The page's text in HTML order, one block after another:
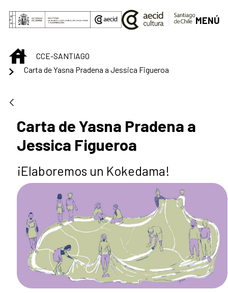
Saltar al contenido principal
MENÚ
INICIOCCE-SANTIAGO
Carta de Yasna Pradena a Jessica Figueroa
Carta de Yasna Pradena a
Jessica Figueroa
¡Elaboremos un Kokedama!